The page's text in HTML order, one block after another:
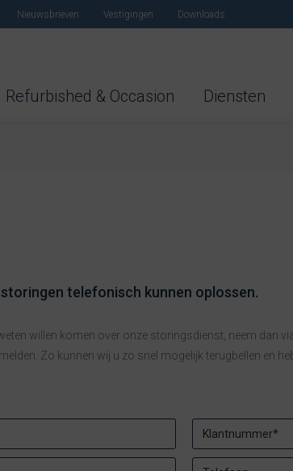
Nieuwsbrieven Vestigingen Downloads
Refurbished & Occasion Diensten
telefonisch kunnen oplossen.
willen komen over onze storingsdienst, neem dan
Zo kunnen wij u zo snel mogelijk terugbellen en